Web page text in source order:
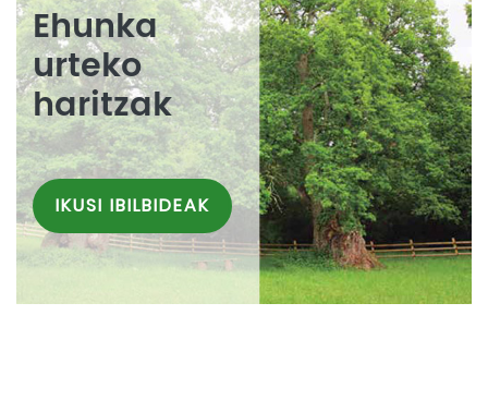
Ehunka
urteko
haritzak
IKUSI IBILBIDEAK